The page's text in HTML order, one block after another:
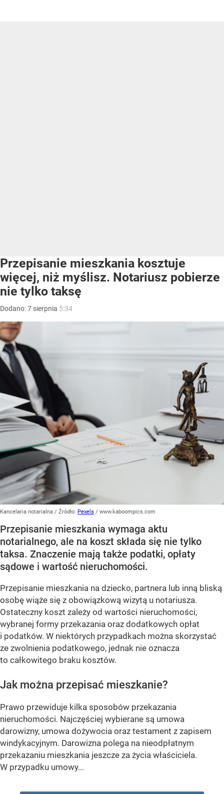
Przepisanie mieszkania kosztuje
więcej, niż myślisz. Notariusz pobierze
nie tylko taksę
Dodano:7 sierpnia 5:34
Kancelaria notarialna / Źródło: Pexels / www.kaboompics.com
Przepisanie mieszkania wymaga aktu
notarialnego, ale na koszt składa się nie tylko
taksa. Znaczenie mają także podatki, opłaty
sądowe i wartość nieruchomości.
Przepisanie mieszkania na dziecko, partnera lub inną bliską
osobę wiąże się z obowiązkową wizytą u notariusza.
Ostateczny koszt zależy od wartości nieruchomości,
wybranej formy przekazania oraz dodatkowych opłat
i podatków. W niektórych przypadkach można skorzystać
ze zwolnienia podatkowego, jednak nie oznacza
to całkowitego braku kosztów.
Jak można przepisać mieszkanie?
Prawo przewiduje kilka sposobów przekazania
nieruchomości. Najczęściej wybierane są umowa
darowizny, umowa dożywocia oraz testament z zapisem
windykacyjnym. Darowizna polega na nieodpłatnym
przekazaniu mieszkania jeszcze za życia właściciela.
W przypadku umowy...